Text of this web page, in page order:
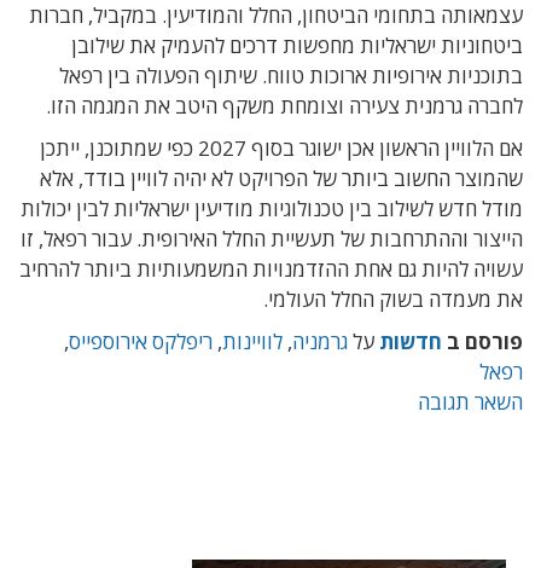
עצמאותה בתחומי הביטחון, החלל והמודיעין. במקביל, חברות
ביטחוניות ישראליות מחפשות דרכים להעמיק את שילובן
בתוכניות אירופיות ארוכות טווח. שיתוף הפעולה בין רפאל
לחברה גרמנית צעירה וצומחת משקף היטב את המגמה הזו.
אם הלוויין הראשון אכן ישוגר בסוף 2027 כפי שמתוכנן, ייתכן
שהמוצר החשוב ביותר של הפרויקט לא יהיה לוויין בודד, אלא
מודל חדש לשילוב בין טכנולוגיות מודיעין ישראליות לבין יכולות
הייצור וההתרחבות של תעשיית החלל האירופית. עבור רפאל, זו
עשויה להיות גם אחת ההזדמנויות המשמעותיות ביותר להרחיב
את מעמדה בשוק החלל העולמי.
פורסם ב חדשות עלגרמניה, לוויינות, ריפלקס אירוספייס,
רפאל
השאר תגובה